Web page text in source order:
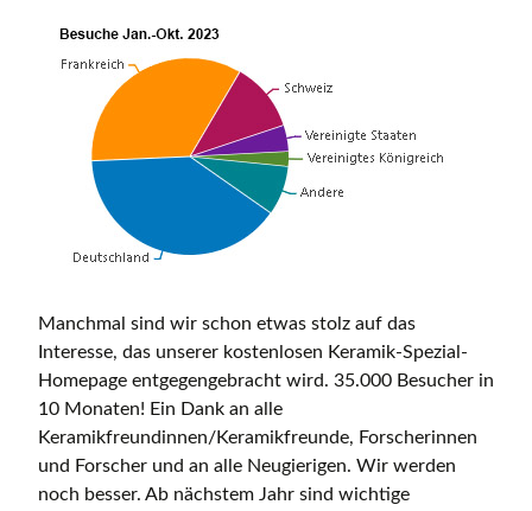
Manchmal sind wir schon etwas stolz auf das
Interesse, das unserer kostenlosen Keramik-Spezial-
Homepage entgegengebracht wird. 35.000 Besucher in
10 Monaten! Ein Dank an alle
Keramikfreundinnen/Keramikfreunde, Forscherinnen
und Forscher und an alle Neugierigen. Wir werden
noch besser. Ab nächstem Jahr sind wichtige